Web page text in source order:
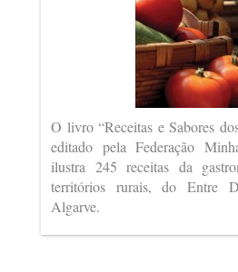
O livro “Receitas e Sabores
editado pela Federação
ilustra 245 receitas da
territórios rurais, do Entre
Algarve.